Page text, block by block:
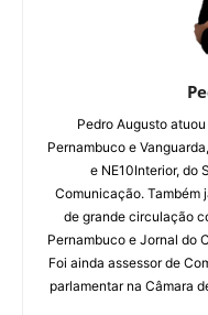
Pedro Augusto
Pernambuco e
e NE10Interior, do
Comunicação. Também
de grande circulação
Pernambuco e Jornal do
Foi ainda assessor de
parlamentar na Câmara